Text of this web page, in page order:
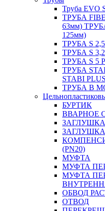
Труба EVO
ТРУБА
63мм)
125мм)
ТРУБА S
ТРУБА S
ТРУБА S 5
ТРУБА
STABI
ТРУБА В
БУРТИК
ВВАРНОЕ
ЗАГЛУШКА
(PN20)
МУФТА
МУФТА
МУФТА
ОБВОД
ОТВОД